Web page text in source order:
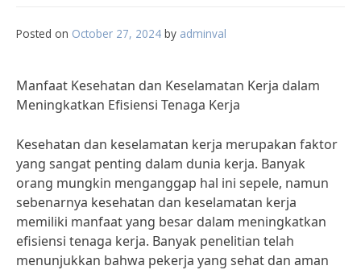
Posted on October 27, 2024 by adminval
Manfaat Kesehatan dan Keselamatan Kerja dalam
Meningkatkan Efisiensi Tenaga Kerja
Kesehatan dan keselamatan kerja merupakan faktor
yang sangat penting dalam dunia kerja. Banyak
orang mungkin menganggap hal ini sepele, namun
sebenarnya kesehatan dan keselamatan kerja
memiliki manfaat yang besar dalam meningkatkan
efisiensi tenaga kerja. Banyak penelitian telah
menunjukkan bahwa pekerja yang sehat dan aman